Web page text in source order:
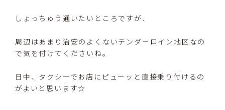
しょっちゅう通いたいところですが、
周辺はあまり治安のよくないテンダーロイン地区なの
で気を付けてくださいね。
日中、タクシーでお店にピューッと直接乗り付けるの
がよいと思います☆